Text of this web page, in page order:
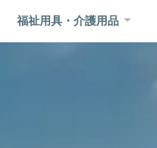
福祉用具・介護用品